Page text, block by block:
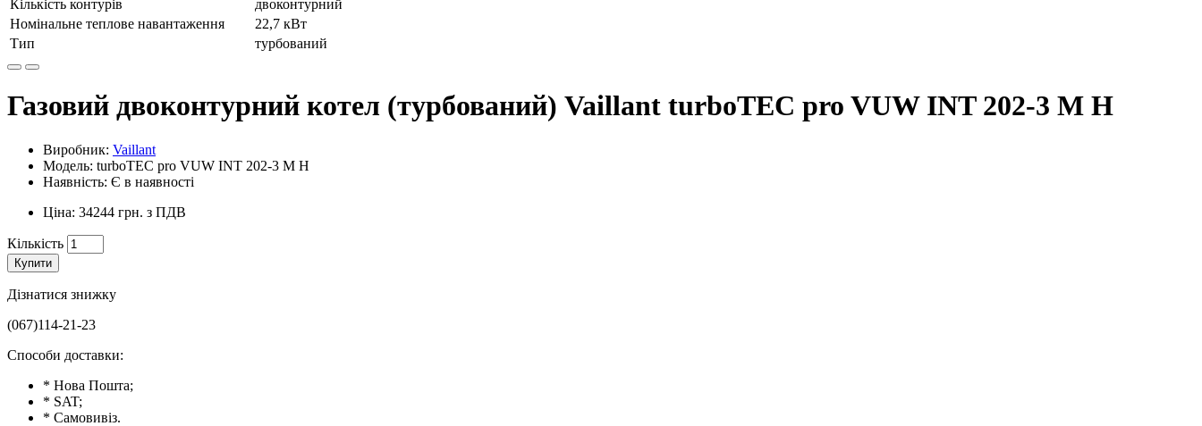
Кількість контурів
двоконтурний
Номінальне теплове навантаження
22,7 кВт
Тип
турбований
Газовий двоконтурний котел (турбований) Vaillant turboTEC pro VUW INT 202-3 M H
Виробник: Vaillant
Модель: turboTEC pro VUW INT 202-3 M H
Наявність: Є в наявності
Ціна: 34244 грн. з ПДВ
Кількість
Купити
Дізнатися знижку
(067)114-21-23
Способи доставки:
* Нова Пошта;
* SAT;
* Самовивіз.